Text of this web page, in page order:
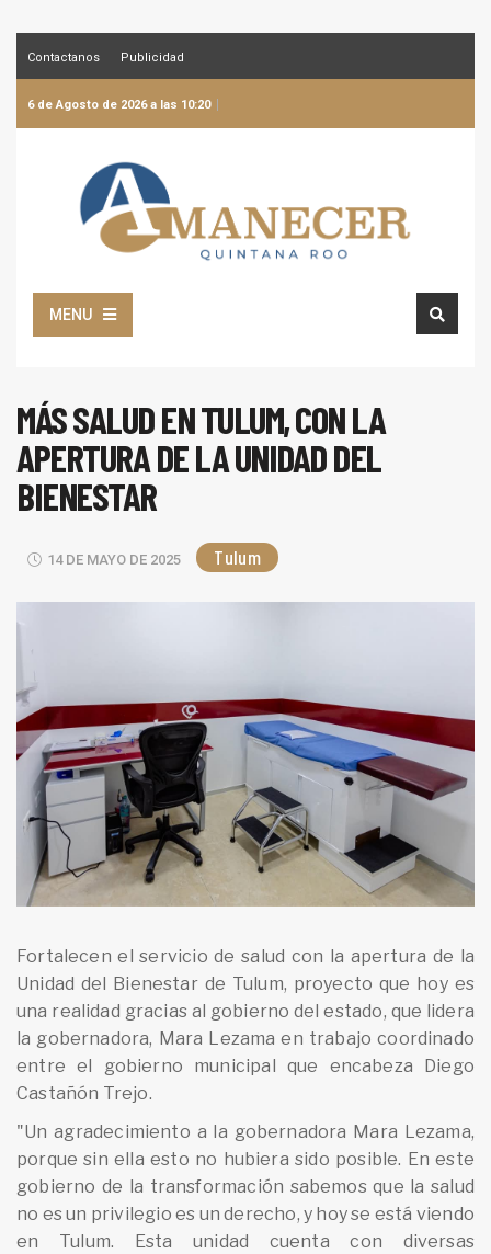
Contactanos Publicidad
6 de Agosto de 2026 a las 10:20
MENU
MÁS SALUD EN TULUM, CON LA
APERTURA DE LA UNIDAD DEL
BIENESTAR
14 DE MAYO DE 2025 Tulum
Fortalecen el servicio de salud con la apertura de la
Unidad del Bienestar de Tulum, proyecto que hoy es
una realidad gracias al gobierno del estado, que lidera
la gobernadora, Mara Lezama en trabajo coordinado
entre el gobierno municipal que encabeza Diego
Castañón Trejo.
"Un agradecimiento a la gobernadora Mara Lezama,
porque sin ella esto no hubiera sido posible. En este
gobierno de la transformación sabemos que la salud
no es un privilegio es un derecho, y hoy se está viendo
en Tulum. Esta unidad cuenta con diversas